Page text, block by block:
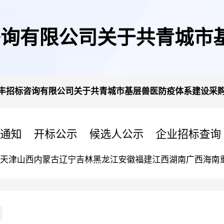
有限公司关于共青城市
招标咨询有限公司关于共青城市基层兽医防疫体系建设采
知 开标公示 候选人公示 企业招标查询
天津山西内蒙古辽宁吉林黑龙江安徽福建江西湖南广西海南